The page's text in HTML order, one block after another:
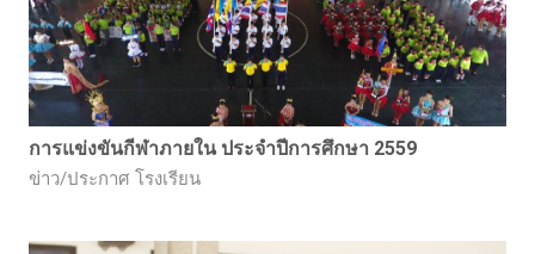
การแข่งขันกีฬาภายใน ประจำปีการศึกษา 2559
ข่าว/ประกาศ โรงเรียน